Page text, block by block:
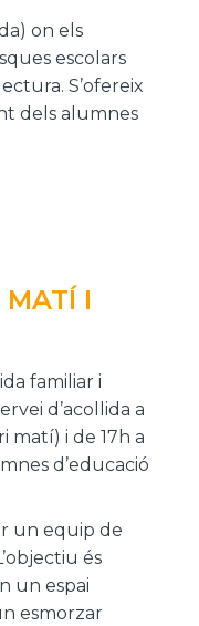
on els
escolars
S’ofereix
dels alumnes
MATÍ I
familiar i
d’acollida a
matí) i de 17h a
d’educació
un equip de
és
un espai
esmorzar